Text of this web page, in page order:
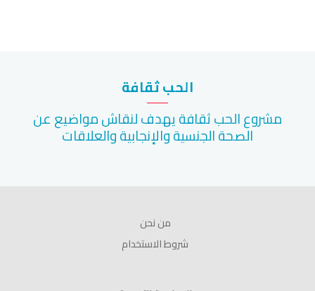
الحب ثقافة
مشروع الحب ثقافة يهدف لنقاش مواضيع عن
الصحة الجنسية والإنجابية والعلاقات
من نحن
شروط الاستخدام